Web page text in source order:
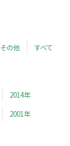
その他 すべて
2014年
2001年